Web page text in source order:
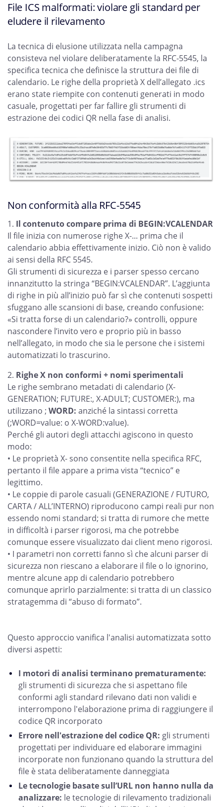
File ICS malformati: violare gli standard per
eludere il rilevamento
La tecnica di elusione utilizzata nella campagna
consisteva nel violare deliberatamente la RFC-5545, la
specifica tecnica che definisce la struttura dei file di
calendario. Le righe della proprietà X dell’allegato .ics
erano state riempite con contenuti generati in modo
casuale, progettati per far fallire gli strumenti di
estrazione dei codici QR nella fase di analisi.
Non conformità alla RFC-5545
Il contenuto compare prima di BEGIN:VCALENDAR
Il file inizia con numerose righe X-... prima che il
calendario abbia effettivamente inizio. Ciò non è valido
ai sensi della RFC 5545.
Gli strumenti di sicurezza e i parser spesso cercano
innanzitutto la stringa “BEGIN:VCALENDAR”. L’aggiunta
di righe in più all’inizio può far sì che contenuti sospetti
sfuggano alle scansioni di base, creando confusione:
«Si tratta forse di un calendario?» controlli, oppure
nascondere l’invito vero e proprio più in basso
nell’allegato, in modo che sia le persone che i sistemi
automatizzati lo trascurino.
Righe X non conformi + nomi sperimentali
Le righe sembrano metadati di calendario (X-
GENERATION; FUTURE:, X-ADULT; CUSTOMER:), ma
utilizzano ; WORD: anziché la sintassi corretta
(;WORD=value: o X-WORD:value).
Perché gli autori degli attacchi agiscono in questo
modo:
• Le proprietà X- sono consentite nella specifica RFC,
pertanto il file appare a prima vista “tecnico” e
legittimo.
• Le coppie di parole casuali (GENERAZIONE / FUTURO,
CARTA / ALL’INTERNO) riproducono campi reali pur non
essendo nomi standard; si tratta di rumore che mette
in difficoltà i parser rigorosi, ma che potrebbe
comunque essere visualizzato dai client meno rigorosi.
• I parametri non corretti fanno sì che alcuni parser di
sicurezza non riescano a elaborare il file o lo ignorino,
mentre alcune app di calendario potrebbero
comunque aprirlo parzialmente: si tratta di un classico
stratagemma di “abuso di formato”.
Questo approccio vanifica l'analisi automatizzata sotto
diversi aspetti:
I motori di analisi terminano prematuramente:
gli strumenti di sicurezza che si aspettano file
conformi agli standard rilevano dati non validi e
interrompono l'elaborazione prima di raggiungere il
codice QR incorporato
Errore nell'estrazione del codice QR: gli strumenti
progettati per individuare ed elaborare immagini
incorporate non funzionano quando la struttura del
file è stata deliberatamente danneggiata
Le tecnologie basate sull’URL non hanno nulla da
analizzare: le tecnologie di rilevamento tradizionali